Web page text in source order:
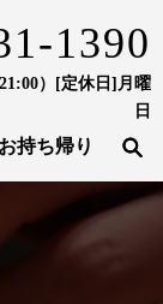
1390
）[定休日]月曜
日
持ち帰り